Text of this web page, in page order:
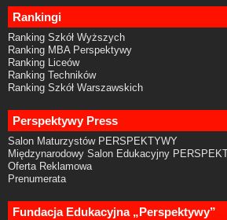
Rankingi
Ranking Szkół Wyższych
Ranking MBA Perspektywy
Ranking Liceów
Ranking Techników
Ranking Szkół Warszawskich
Perspektywy Press
Salon Maturzystów PERSPEKTYWY
Międzynarodowy Salon Edukacyjny
Oferta Reklamowa
Prenumerata
Fundacja Edukacyjna „Perspektywy”